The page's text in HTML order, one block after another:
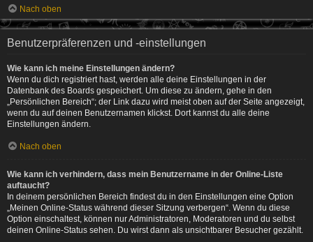
Nach oben
Benutzerpräferenzen und -einstellungen
Wie kann ich meine Einstellungen ändern?
Wenn du dich registriert hast, werden alle deine Einstellungen in der
Datenbank des Boards gespeichert. Um diese zu ändern, gehe in den
„Persönlichen Bereich“; der Link dazu wird meist oben auf der Seite angezeigt,
wenn du auf deinen Benutzernamen klickst. Dort kannst du alle deine
Einstellungen ändern.
Nach oben
Wie kann ich verhindern, dass mein Benutzername in der Online-Liste
auftaucht?
In deinem persönlichen Bereich findest du in den Einstellungen eine Option
„Meinen Online-Status während dieser Sitzung verbergen“. Wenn du diese
Option einschaltest, können nur Administratoren, Moderatoren und du selbst
deinen Online-Status sehen. Du wirst dann als unsichtbarer Besucher gezählt.